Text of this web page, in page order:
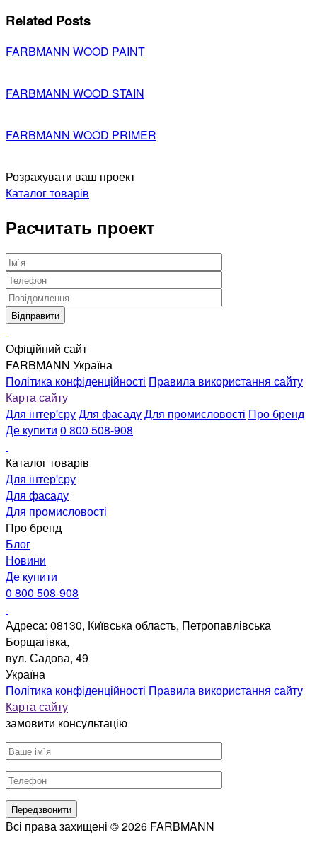
Related Posts
FARBMANN WOOD PAINT
FARBMANN WOOD STAIN
FARBMANN WOOD PRIMER
Розрахувати ваш проект
Каталог товарів
Расчитать проект
Офіційний сайт
FARBMANN Україна
Політика конфіденційності Правила використання сайту
Карта сайту
Для інтер'єруДля фасадуДля промисловості Про бренд
Де купити 0 800 508-908
Каталог товарів
Для інтер'єру
Для фасаду
Для промисловості
Про бренд
Блог
Новини
Де купити
0 800 508-908
Адреса: 08130, Київська область, Петропавлівська
Борщагівка,
вул. Садова, 49
Україна
Політика конфіденційності Правила використання сайту
Карта сайту
замовити консультацію
Всі права захищені © 2026 FARBMANN